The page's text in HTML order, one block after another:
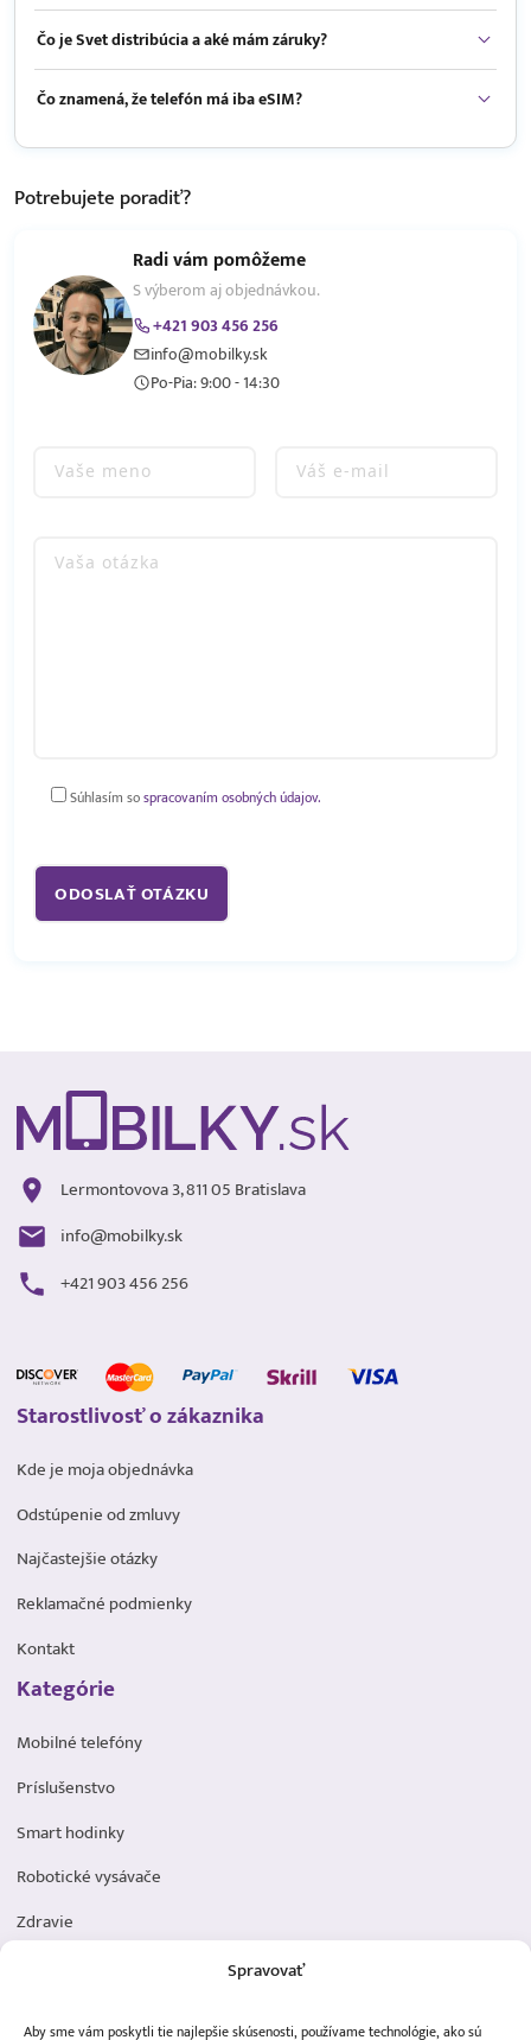
Spravovať
Aby sme vám poskytli tie najlepšie skúsenosti, používame technológie, ako sú
Čo je Svet distribúcia a aké mám záruky?
Čo znamená, že telefón má iba eSIM?
Potrebujete poradiť?
Radi vám pomôžeme
S výberom aj objednávkou.
+421 903 456 256
info@mobilky.sk
Po-Pia: 9:00 - 14:30
Súhlasím sospracovaním osobných údajov.
Lermontovova 3, 811 05 Bratislava
info@mobilky.sk
+421 903 456 256
Starostlivosť o zákaznika
Kde je moja objednávka
Odstúpenie od zmluvy
Najčastejšie otázky
Reklamačné podmienky
Kontakt
Kategórie
Mobilné telefóny
Príslušenstvo
Smart hodinky
Robotické vysávače
Zdravie